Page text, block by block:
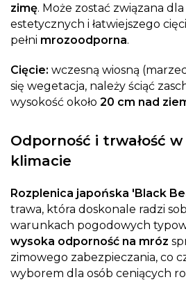
zimę. Może zostać związana
estetycznych i łatwiejszego
pełni mrozoodporna.
Cięcie: wczesną wiosną
się wegetacja, należy ściąć
wysokość około 20 cm nad
Odporność i trwałość
klimacie
Rozplenica japońska 'Black
trawa, która doskonale radzi
warunkach pogodowych
wysoka odporność na mróz
zimowego zabezpieczania, co
wyborem dla osób ceniących